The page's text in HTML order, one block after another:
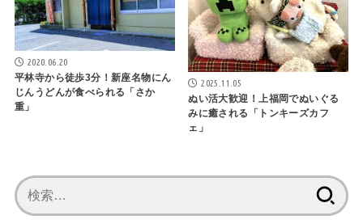
2020.06.20
平林寺から徒歩3分！新座名物にん
じんうどんが食べられる「さか
重」
2025.11.05
ぬい活大歓迎！上福岡でぬいぐる
みに癒される「トンキーズカフ
ェ」
索: